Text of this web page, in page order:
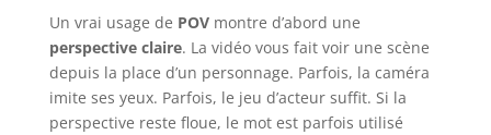
Un vrai usage de POVmontre d’abord une
perspective claire. La vidéo vous fait voir une scène
depuis la place d’un personnage. Parfois, la caméra
imite ses yeux. Parfois, le jeu d’acteur suffit. Si la
perspective reste floue, le mot est parfois utilisé